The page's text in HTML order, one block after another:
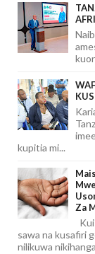
kupitia mi...
Za
sawa na kusafiri
nilikuwa